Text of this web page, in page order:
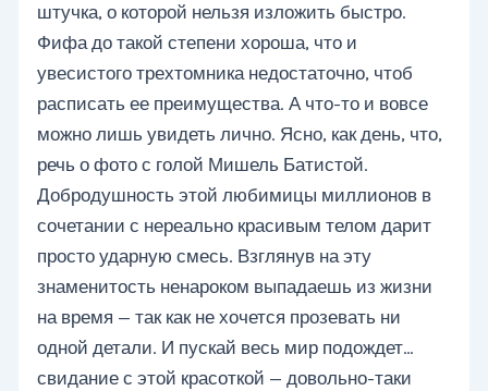
штучка, о которой нельзя изложить быстро.
Фифа до такой степени хороша, что и
увесистого трехтомника недостаточно, чтоб
расписать ее преимущества. А что-то и вовсе
можно лишь увидеть лично. Ясно, как день, что,
речь о фото с голой Мишель Батистой.
Добродушность этой любимицы миллионов в
сочетании с нереально красивым телом дарит
просто ударную смесь. Взглянув на эту
знаменитость ненароком выпадаешь из жизни
на время — так как не хочется прозевать ни
одной детали. И пускай весь мир подождет…
свидание с этой красоткой — довольно-таки